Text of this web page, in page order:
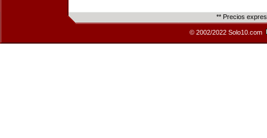
** Precios
© 2002/2022 Solo10.com